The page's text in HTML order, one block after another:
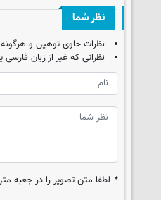
نظر شما
نظرات حاوی توهین و
نظراتی که غیر از زبان
* لطفا متن تصویر را در جعبه